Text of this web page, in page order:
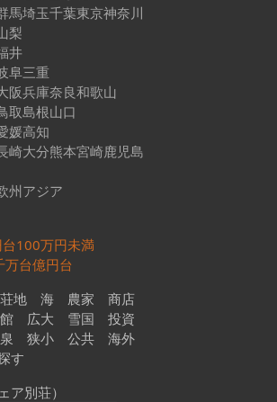
馬埼玉千葉東京神奈川
梨
井
阜三重
阪兵庫奈良和歌山
取島根山口
媛高知
崎大分熊本宮崎鹿児島
州アジア
100万円未満
万台億円台
地 海 農家
商店
広大 雪国
投資
狭小 公共
海外
す
ア別荘）